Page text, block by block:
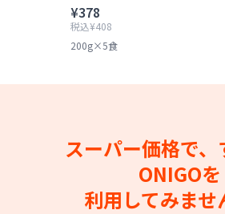
¥378
税込¥408
200g×5食
スーパー価格で、
ONIGOを
利用してみませ